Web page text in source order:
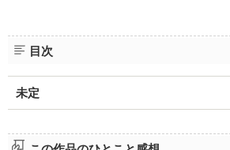
目次
未定